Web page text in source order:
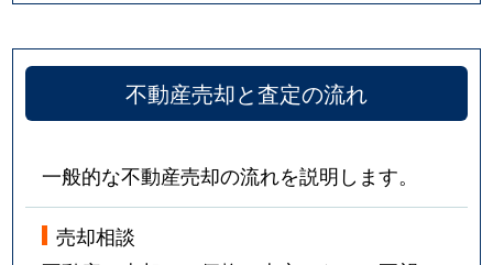
不動産売却と査定の流れ
一般的な不動産売却の流れを説明します。
売却相談